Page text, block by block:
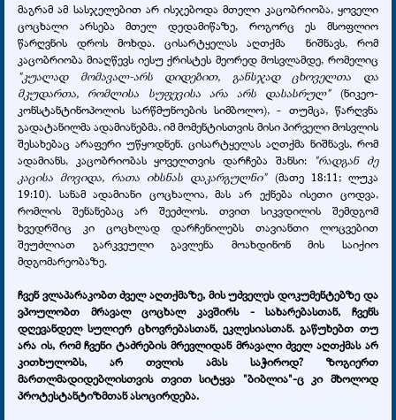
მაგრამ ამ სასჯელებით არ ისჯებოდა მთელი კაცობრიობა, ყოველი
ცოცხალი არსება მთელ დედამიწაზე, როგორც ეს მსოფლიო
წარღვნის დროს მოხდა. ცისარტყელას აღთქმა
ნიშნავს, რომ
კაცობრიობა მიაღწევს იესუ ქრისტეს მეორედ მოსვლამდე, რომელიც
"კუალად მომავალ-არს დიდებით, განსჯად ცხოველთა და
მკუდართა, რომლისა სუფევისა არა არს დასასრულ"(ნიკეო-
კონსტანტინოპოლის სარწმუნოების სიმბოლო), - თუმცა, წარღვნა
გადატანილმა ადამიანებმა, იმ მომენტისთვის მისი პირველი მოსვლის
შესახებაც არაფერი უწყოდნენ. ცისარტყელას აღთქმა ნიშნავს, რომ
ადამიანს, კაცობრიობას ყოველთვის დარჩება შანსი: "რადგან ძე
კაცისა მოვიდა, რათა იხსნას დაკარგულნი"(მათე 18:11; ლუკა
19:10). სანამ ადამიანი ცოცხალია, მას არ ექნება ისეთი ცოდვა,
რომლის შენანებაც არ შეეძლოს. თვით სიკვდილის შემდგომ
ხვედრშიც კი ცოცხლად დარჩენილებს თავიანთი ლოცვებით
შეუძლიათ გარკვეული გავლენა მოახდინონ მის საიქიო
მდგომარეობაზე.
ჩვენ ვლაპარაკობთ ძველ აღთქმაზე, მის უძველეს დოკუმენტებზე და
ვპოულობთ მრავალ ცოცხალ კავშირს - სახარებასთან, ჩვენს
დღევანდელ სულიერ ცხოვრებასთან, ეკლესიასთან. გაწუხებთ თუ
არა ის, რომ ჩვენი ტაძრების მრევლიდან მრავალი ძველ აღთქმას არ
კითხულობს, არ თვლის ამას საჭიროდ? ზოგიერთ
მართლმადიდებლისთვის თვით სიტყვა "ბიბლია"-ც კი მხოლოდ
პროტესტანტიზმთან ასოცირდება.